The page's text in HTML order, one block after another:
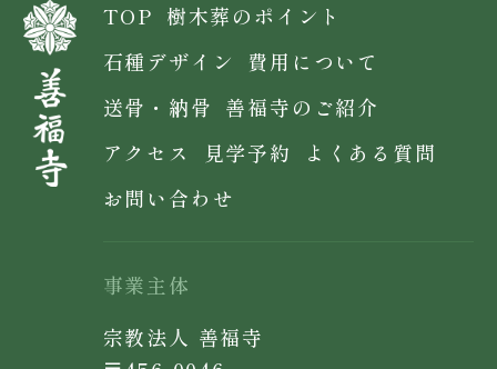
の事情がない限りお客さまの承認な
く、第三者に開示いたしません。た
だし、法的機関等により申し出が
あった場合や当社の権利・財産を保
護する目的などにおいてはこの限り
保護ならびに適切な管理方法につい
TOP 樹木葬のポイント
石種デザイン
費用について
送骨・納骨 善福寺のご紹介
アクセス
見学予約
よくある質問
お問い合わせ
事業主体
宗教法人 善福寺